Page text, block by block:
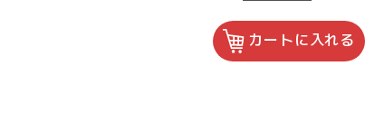
カートに入れる